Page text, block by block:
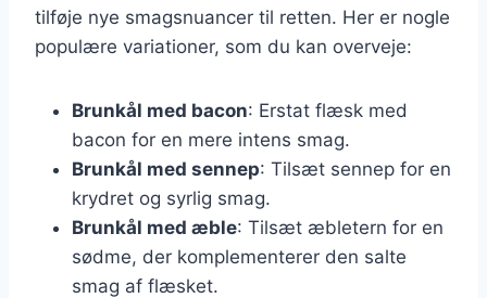
tilføje nye smagsnuancer til retten. Her er nogle
populære variationer, som du kan overveje:
Brunkål med bacon: Erstat flæsk med
bacon for en mere intens smag.
Brunkål med sennep: Tilsæt sennep for en
krydret og syrlig smag.
Brunkål med æble: Tilsæt æbletern for en
sødme, der komplementerer den salte
smag af flæsket.